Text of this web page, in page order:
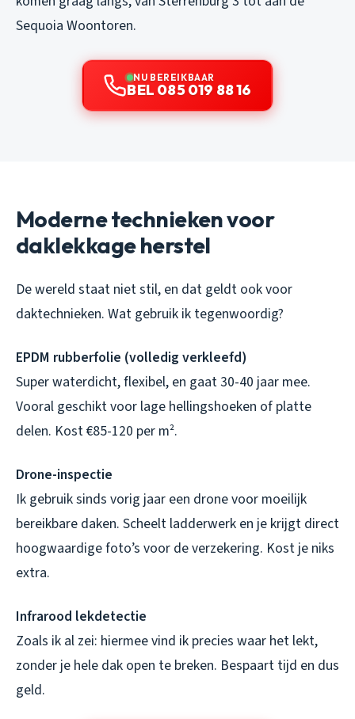
Sequoia Woontoren.
NU BEREIKBAAR
BEL 085 019 88 16
Moderne technieken voor
daklekkage herstel
De wereld staat niet stil, en dat geldt ook voor
daktechnieken. Wat gebruik ik tegenwoordig?
EPDM rubberfolie (volledig verkleefd)
Super waterdicht, flexibel, en gaat 30-40 jaar mee.
Vooral geschikt voor lage hellingshoeken of platte
delen. Kost €85-120 per m².
Drone-inspectie
Ik gebruik sinds vorig jaar een drone voor moeilijk
bereikbare daken. Scheelt ladderwerk en je krijgt direct
hoogwaardige foto’s voor de verzekering. Kost je niks
extra.
Infrarood lekdetectie
Zoals ik al zei: hiermee vind ik precies waar het lekt,
zonder je hele dak open te breken. Bespaart tijd en dus
geld.